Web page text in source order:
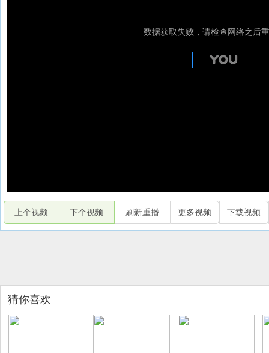
上个视频 下个视频 刷新重播 更多视频 下载视频
猜你喜欢